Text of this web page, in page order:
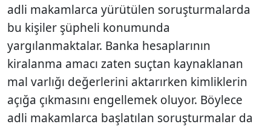
adli makamlarca yürütülen soruşturmalarda
bu kişiler şüpheli konumunda
yargılanmaktalar. Banka hesaplarının
kiralanma amacı zaten suçtan kaynaklanan
mal varlığı değerlerini aktarırken kimliklerin
açığa çıkmasını engellemek oluyor. Böylece
adli makamlarca başlatılan soruşturmalar da